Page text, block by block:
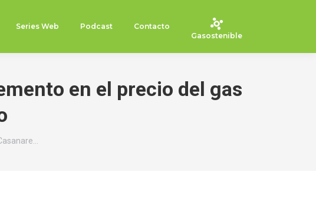
Series Web Podcast
Contacto
Gasostenible
en el precio del gas